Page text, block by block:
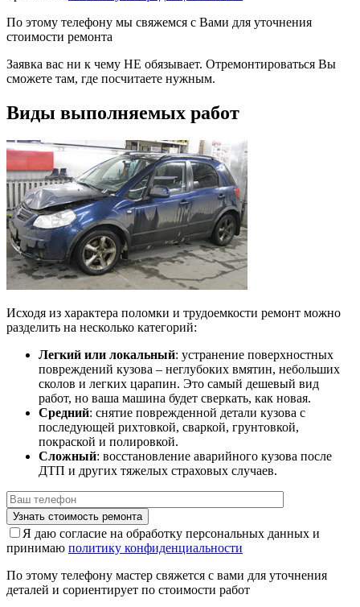
По этому телефону мы свяжемся с Вами для уточнения
стоимости ремонта
Заявка вас ни к чему НЕ обязывает. Отремонтироваться Вы
сможете там, где посчитаете нужным.
Виды выполняемых работ
Исходя из характера поломки и трудоемкости ремонт можно
разделить на несколько категорий:
Легкий или локальный: устранение поверхностных
повреждений кузова – неглубоких вмятин, небольших
сколов и легких царапин. Это самый дешевый вид
работ, но ваша машина будет сверкать, как новая.
Средний: снятие поврежденной детали кузова с
последующей рихтовкой, сваркой, грунтовкой,
покраской и полировкой.
Сложный: восстановление аварийного кузова после
ДТП и других тяжелых страховых случаев.
Я даю согласие на обработку персональных данных и
принимаю политику конфиденциальности
По этому телефону мастер свяжется с вами для уточнения
деталей и сориентирует по стоимости работ